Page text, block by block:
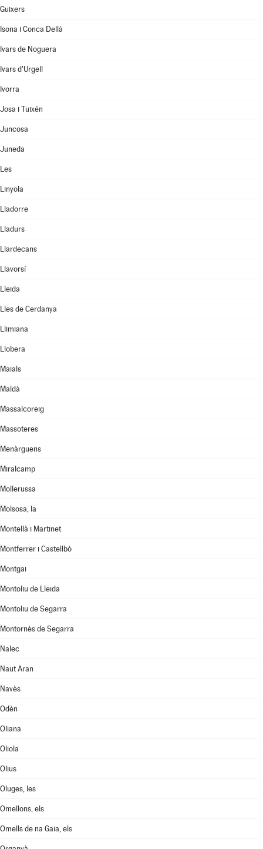
Guixers
Isona i Conca Dellà
Ivars de Noguera
Ivars d'Urgell
Ivorra
Josa i Tuixén
Juncosa
Juneda
Les
Linyola
Lladorre
Lladurs
Llardecans
Llavorsí
Lleida
Lles de Cerdanya
Llimiana
Llobera
Maials
Maldà
Massalcoreig
Massoteres
Menàrguens
Miralcamp
Mollerussa
Molsosa, la
Montellà i Martinet
Montferrer i Castellbò
Montgai
Montoliu de Lleida
Montoliu de Segarra
Montornès de Segarra
Nalec
Naut Aran
Navès
Odèn
Oliana
Oliola
Olius
Oluges, les
Omellons, els
Omells de na Gaia, els